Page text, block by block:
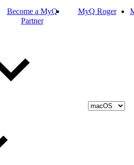
Become a MyQ
Partner
MyQ Roger